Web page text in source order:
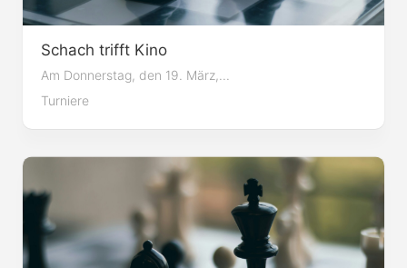
Schach trifft Kino
Am Donnerstag, den 19. März,...
Turniere